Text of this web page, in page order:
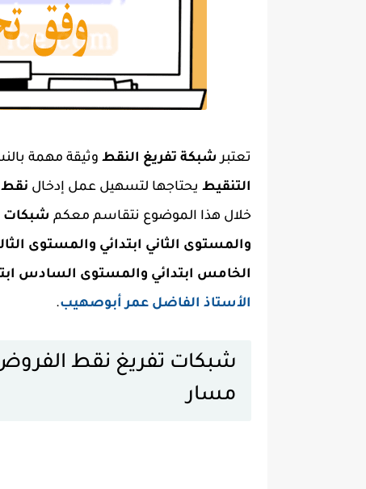
تعتبر شبكة تفريغ النقط وثيقة مهمة
التنقيط يحتاجها لتسهيل عمل إدخال نقط
خلال هذا الموضوع نتقاسم معكم شبكات
والمستوى الثاني ابتدائي والمستوى
الخامس ابتدائي والمستوى السادس
الأستاذ الفاضل عمر أبوصهيب.
شبكات تفريغ نقط الفروض
مسار